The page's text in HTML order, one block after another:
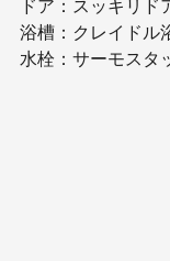
ドア：スッキリド
浴槽：クレイドル
水栓：サーモスタ